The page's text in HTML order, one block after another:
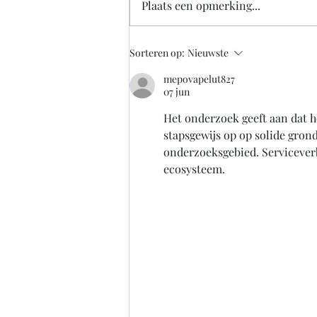
De overheid zou nu alvast
hoe een bedrijf straks weer
veilig klanten kan o
Plaats een opmerking...
Sorteren op: Nieuwste
mepovapelut827
07 jun
Het onderzoek geeft aan dat
stapsgewijs op op solide
onderzoeksgebied.
ecosysteem.